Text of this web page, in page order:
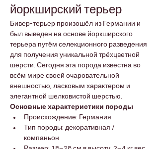
йоркширский терьер
Бивер-терьер произошёл из Германии и
был выведен на основе йоркширского
терьера путём селекционного разведения
для получения уникальной трёхцветной
шерсти. Сегодня эта порода известна во
всём мире своей очаровательной
внешностью, ласковым характером и
элегантной шелковистой шерстью.
Основные характеристики породы
Происхождение: Германия
Тип породы: декоративная /
компаньон